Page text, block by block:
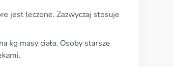
jest leczone. Zazwyczaj stosuje
kg masy ciała. Osoby starsze